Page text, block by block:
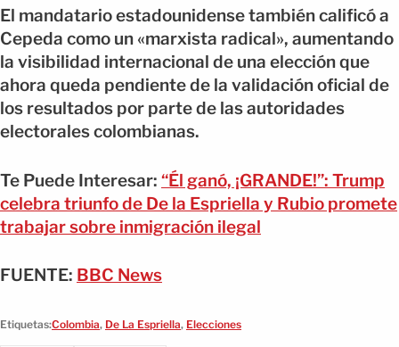
El mandatario estadounidense también calificó a
Cepeda como un «marxista radical», aumentando
la visibilidad internacional de una elección que
ahora queda pendiente de la validación oficial de
los resultados por parte de las autoridades
electorales colombianas.
Te Puede Interesar: “Él ganó, ¡GRANDE!”: Trump
celebra triunfo de De la Espriella y Rubio promete
trabajar sobre inmigración ilegal
FUENTE: BBC News
Etiquetas:Colombia, De La Espriella, Elecciones